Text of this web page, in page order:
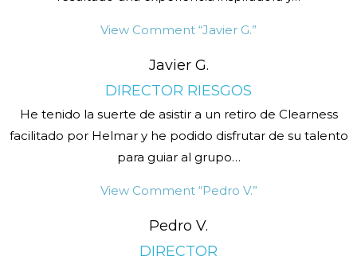
View Comment “Javier G.”
Javier G.
DIRECTOR RIESGOS
He tenido la suerte de asistir a un retiro de Clearness
facilitado por Helmar y he podido disfrutar de su talento
para guiar al grupo…
View Comment“Pedro V.”
Pedro V.
DIRECTOR